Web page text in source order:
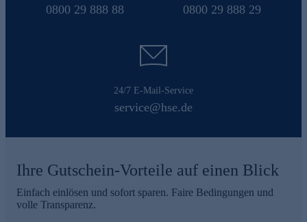
0800 29 888 88 0800 29 888 29
24/7 E-Mail-Service
service@hse.de
Ihre Gutschein-Vorteile auf einen Blick
Einfach einlösen und sofort sparen. Faire Bedingungen und
volle Transparenz.